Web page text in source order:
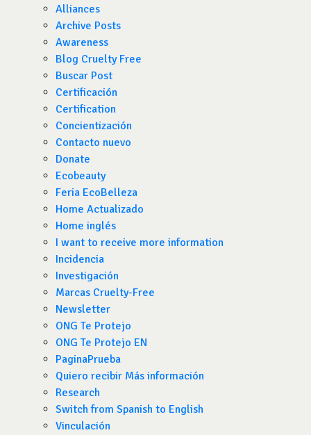
Alliances
Archive Posts
Awareness
Blog Cruelty Free
Buscar Post
Certificación
Certification
Concientización
Contacto nuevo
Donate
Ecobeauty
Feria EcoBelleza
Home Actualizado
Home inglés
I want to receive more information
Incidencia
Investigación
Marcas Cruelty-Free
Newsletter
ONG Te Protejo
ONG Te Protejo EN
PaginaPrueba
Quiero recibir Más información
Research
Switch from Spanish to English
Vinculación